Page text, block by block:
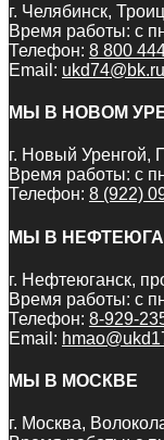
г. Челябинск,
Время работы: с
Телефон: 8 800
Email: ukd74@bk.ru
МЫ В НОВОМ
г. Новый Уренгой,
Время работы: с
Телефон: 8 (922)
МЫ В
г. Нефтеюганск,
Время работы: с
Телефон: 8-929-
Email:
МЫ В МОСКВЕ
г. Москва,